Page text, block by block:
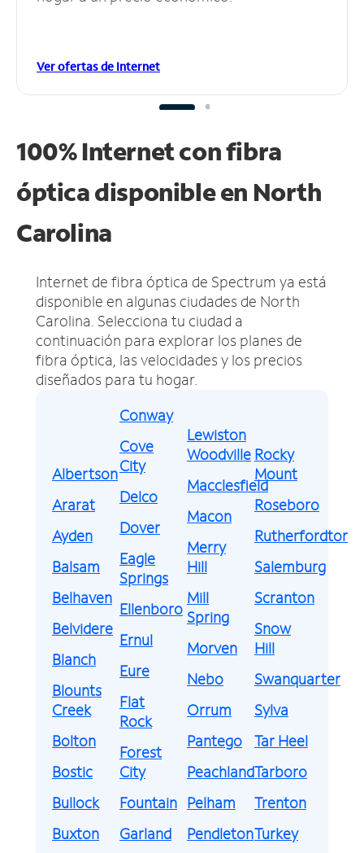
Ver ofertas de Internet
100% Internet con fibra
óptica disponible en North
Carolina
Internet de fibra óptica de Spectrum ya está
disponible en algunas ciudades de North
Carolina. Selecciona tu ciudad a
continuación para explorar los planes de
fibra óptica, las velocidades y los precios
diseñados para tu hogar.
Albertson
Ararat
Ayden
Balsam
Belhaven
Belvidere
Blanch
Blounts
Creek
Bolton
Bostic
Bullock
Buxton
Conway
Cove
City
Delco
Dover
Eagle
Springs
Ellenboro
Ernul
Eure
Flat
Rock
Forest
City
Fountain
Garland
Lewiston
Woodville
Macclesfield
Macon
Merry
Hill
Mill
Spring
Morven
Nebo
Orrum
Pantego
Peachland
Pelham
Pendleton
Rocky
Mount
Roseboro
Rutherfordton
Salemburg
Scranton
Snow
Hill
Swanquarter
Sylva
Tar Heel
Tarboro
Trenton
Turkey